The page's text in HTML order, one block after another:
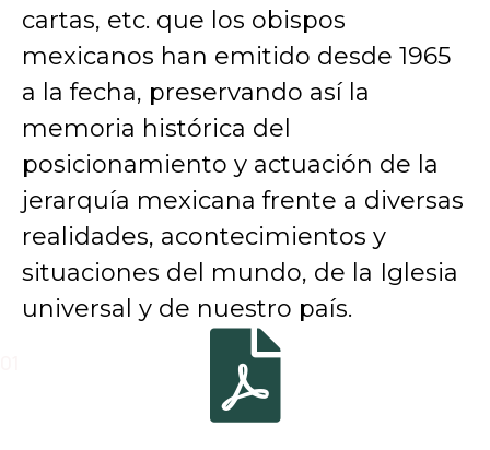
cartas, etc. que los obispos
mexicanos han emitido desde 1965
a la fecha, preservando así la
memoria histórica del
posicionamiento y actuación de la
jerarquía mexicana frente a diversas
realidades, acontecimientos y
situaciones del mundo, de la Iglesia
universal y de nuestro país.